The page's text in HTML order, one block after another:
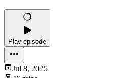
Play episode
Jul 8, 2025